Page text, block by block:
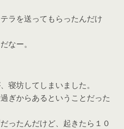
ラを送ってもらったんだけ
なー。
寝坊してしまいました。
ぎからあるということだった
ったんだけど、起きたら１０